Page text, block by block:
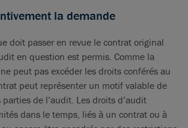
la demande
doit passer en revue le contrat original
en question est permis. Comme la
peut pas excéder les droits conférés au
peut représenter un motif valable de
de l’audit. Les droits d’audit
dans le temps, liés à un contrat ou à